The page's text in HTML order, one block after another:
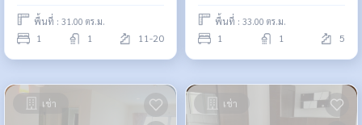
พื้นที่ : 31.00 ตร.ม.
1 1 11-20
พื้นที่ : 33.00 ตร.ม.
1 1 5
เช่า เช่า